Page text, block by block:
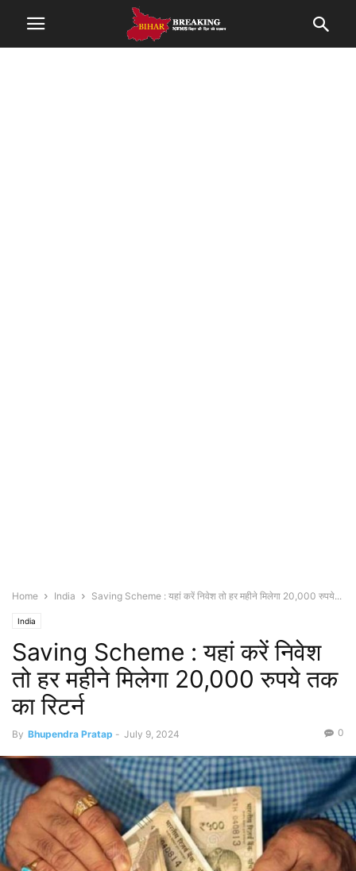
Home India Saving Scheme : यहां करें निवेश तो हर महीने मिलेगा 20,000 रुपये...
India
Saving Scheme : यहां करें निवेश
तो हर महीने मिलेगा 20,000 रुपये तक
का रिटर्न
By Bhupendra Pratap - July 9, 2024 0